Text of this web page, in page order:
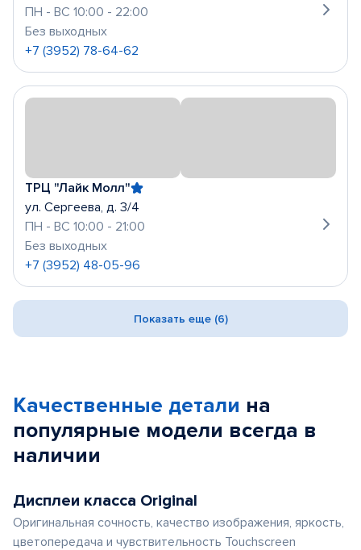
ПН - ВС 10:00 - 22:00
Без выходных
+7 (3952) 78-64-62
ТРЦ "Лайк Молл"
ул. Сергеева, д. 3/4
ПН - ВС 10:00 - 21:00
Без выходных
+7 (3952) 48-05-96
Показать еще (6)
Качественные детали на
популярные модели всегда в
наличии
Дисплеи класса Original
Оригинальная сочность, качество изображения, яркость,
цветопередача и чувствительность Touchscreen